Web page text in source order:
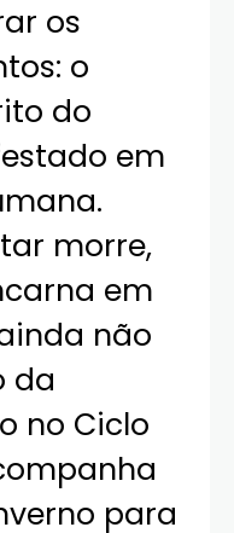
os
o
do
em
morre,
em
não
da
no Ciclo
para